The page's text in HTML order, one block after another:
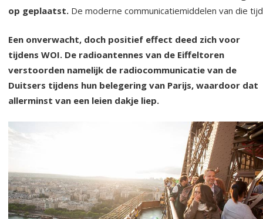
op geplaatst. De moderne communicatiemiddelen van die
Een onverwacht, doch positief effect deed zich voor
tijdens WOI. De radioantennes van de Eiffeltoren
verstoorden namelijk de radiocommunicatie van de
Duitsers tijdens hun belegering van Parijs, waardoor dat
allerminst van een leien dakje liep.